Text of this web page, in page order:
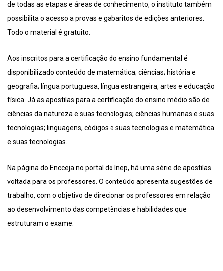
de todas as etapas e áreas de conhecimento, o instituto também
possibilita o acesso a provas e gabaritos de edições anteriores.
Todo o material é gratuito.
Aos inscritos para a certificação do ensino fundamental é
disponibilizado conteúdo de matemática; ciências; história e
geografia; língua portuguesa, língua estrangeira, artes e educação
física. Já as apostilas para a certificação do ensino médio são de
ciências da natureza e suas tecnologias; ciências humanas e suas
tecnologias; linguagens, códigos e suas tecnologias e matemática
e suas tecnologias.
Na página do Encceja no portal do Inep, há uma série de apostilas
voltada para os professores. O conteúdo apresenta sugestões de
trabalho, com o objetivo de direcionar os professores em relação
ao desenvolvimento das competências e habilidades que
estruturam o exame.